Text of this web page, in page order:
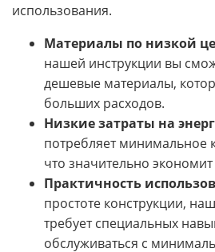
использования.
Материалы по низкой
нашей инструкции вы
дешевые материалы,
больших расходов.
Низкие затраты на
потребляет минимальное
что значительно
Практичность
простоте конструкции,
требует специальных
обслуживаться с